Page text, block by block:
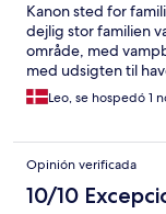
Kanon sted for
dejlig stor familien
område, med
med udsigten til
Leo, se hospedó 1
Opinión verificada
10/10